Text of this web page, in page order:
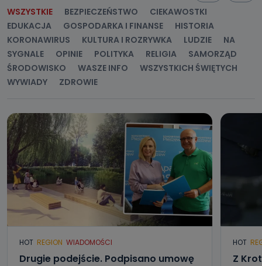
WSZYSTKIE BEZPIECZEŃSTWO
CIEKAWOSTKI
EDUKACJA
GOSPODARKA I FINANSE
HISTORIA
KORONAWIRUS
KULTURA I ROZRYWKA LUDZIE
NA
SYGNALE
OPINIE POLITYKA RELIGIA
SAMORZĄD
ŚRODOWISKO
WASZE INFO
WSZYSTKICH ŚWIĘTYCH
WYWIADY
ZDROWIE
HOT REGION WIADOMOŚCI
Drugie podejście. Podpisano umowę
HOT
Z